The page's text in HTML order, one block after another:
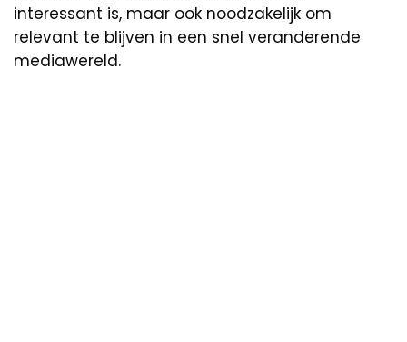
interessant is, maar ook noodzakelijk om
relevant te blijven in een snel veranderende
mediawereld.